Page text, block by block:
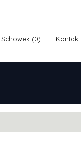
Schowek Kontakt